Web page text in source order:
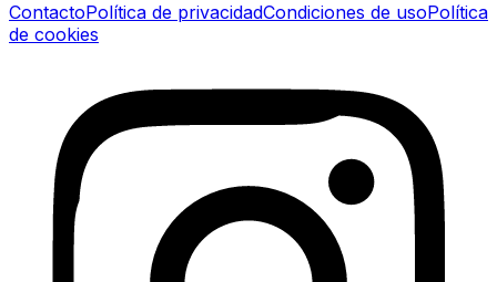
ContactoPolítica de privacidadCondiciones de usoPolítica
de cookies